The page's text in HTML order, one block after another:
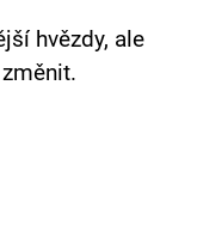
hvězdy, ale